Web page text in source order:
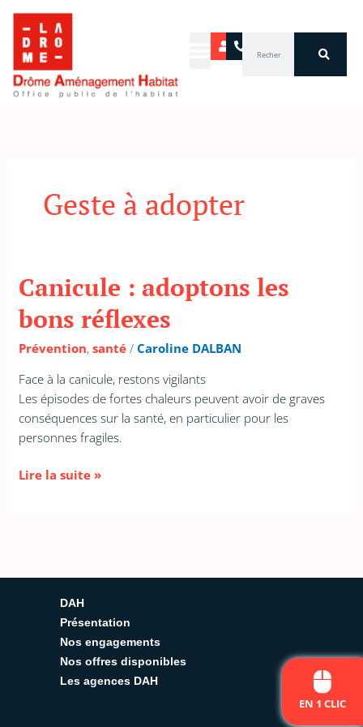
Aller
contenu
EN 1 CLIC
Geste à adopter
Canicule : adoptons les
bons réflexes
Prévention,santé /Caroline DALBAN
Face à la canicule, restons vigilants
Les épisodes de fortes chaleurs peuvent avoir de graves
conséquences sur la santé, en particulier pour les
personnes fragiles.
Canicule
adoptons
bons
réflexes
Lire la suite »
DAH
Présentation
Nos engagements
Nos offres disponibles
Les agences DAH